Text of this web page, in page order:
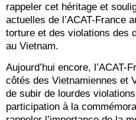
rappeler cet héritage et
actuelles de l’ACAT-France
torture et des violations des
au Vietnam.
Aujourd’hui encore, l’ACAT-
côtés des Vietnamiennes et
de subir de lourdes
participation à la